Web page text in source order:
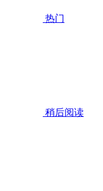
热门
稍后阅读